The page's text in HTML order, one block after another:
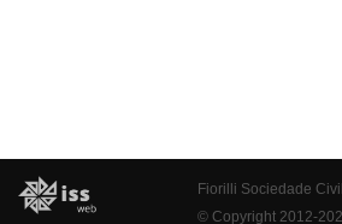
Fiorilli Sociedade
© Copyright 2012-